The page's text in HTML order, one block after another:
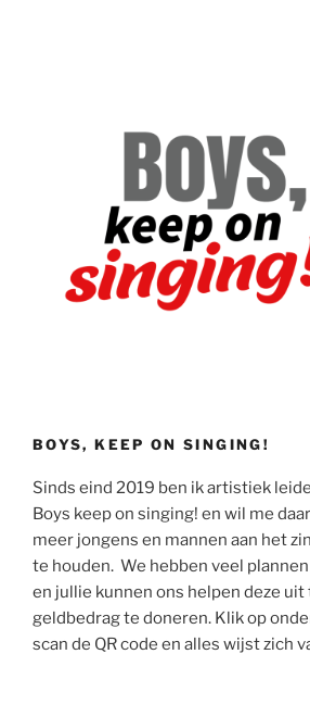
BOYS, KEEP ON SINGING!
Sinds eind 2019 ben ik artistiek
Boys keep on singing! en wil me
meer jongens en mannen aan het
te houden. We hebben veel
en jullie kunnen ons helpen deze
geldbedrag te doneren. Klik op
scan de QR code en alles wijst zich